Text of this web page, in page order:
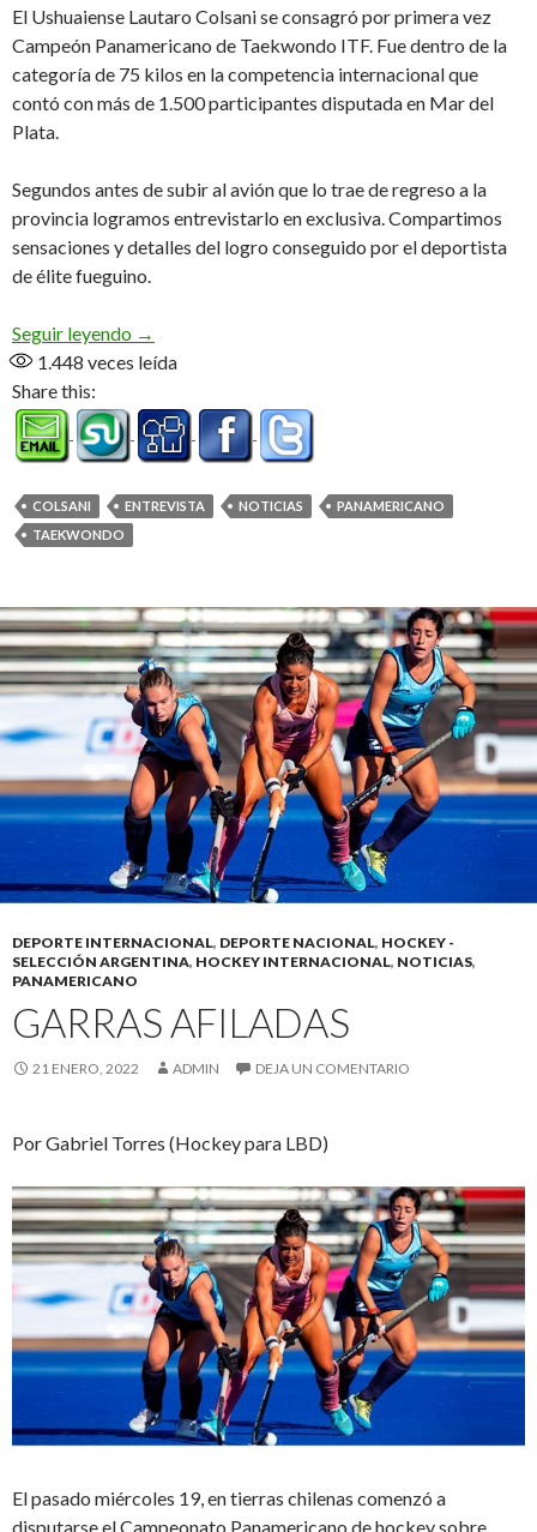
El Ushuaiense Lautaro Colsani se consagró por primera vez
Campeón Panamericano de Taekwondo ITF. Fue dentro de la
categoría de 75 kilos en la competencia internacional que
contó con más de 1.500 participantes disputada en Mar del
Plata.
Segundos antes de subir al avión que lo trae de regreso a la
provincia logramos entrevistarlo en exclusiva. Compartimos
sensaciones y detalles del logro conseguido por el deportista
de élite fueguino.
Seguir leyendo «Salió todo redondito, pude dar lo mejor, muy
→
1.448 veces leída
Share this:
COLSANI ENTREVISTA NOTICIAS
PANAMERICANO
TAEKWONDO
DEPORTE INTERNACIONAL, DEPORTE NACIONAL, HOCKEY -
SELECCIÓN ARGENTINA, HOCKEY INTERNACIONAL, NOTICIAS,
PANAMERICANO
GARRAS AFILADAS
21 ENERO, 2022 ADMIN DEJA UN COMENTARIO
Por Gabriel Torres (Hockey para LBD)
El pasado miércoles 19, en tierras chilenas comenzó a
disputarse el Campeonato Panamericano de hockey sobre